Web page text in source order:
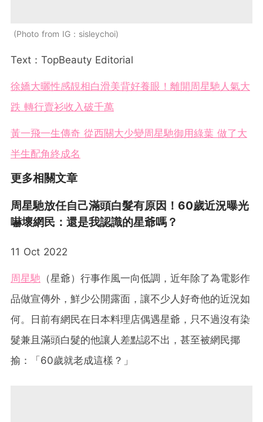
Photo from IG：sisleychoi
Text：TopBeauty Editorial
徐嬌大曬性感靚相白滑美背好養眼！離開周星馳人氣大
跌 轉行賣衫收入破千萬
黃一飛一生傳奇 從西關大少變周星馳御用綠葉 做了大
半生配角終成名
更多相關文章
周星馳放任自己滿頭白髮有原因！60歲近況曝光
嚇壞網民：還是我認識的星爺嗎？
11 Oct 2022
周星馳 （星爺）行事作風一向低調，近年除了為電影作
品做宣傳外，鮮少公開露面，讓不少人好奇他的近況如
何。日前有網民在日本料理店偶遇星爺，只不過沒有染
髮兼且滿頭白髮的他讓人差點認不出，甚至被網民揶
揄：「60歲就老成這樣？」